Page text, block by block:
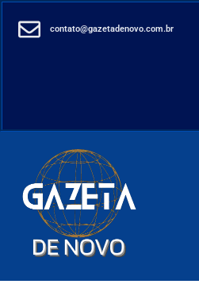
contato@gazetadenovo.com.br